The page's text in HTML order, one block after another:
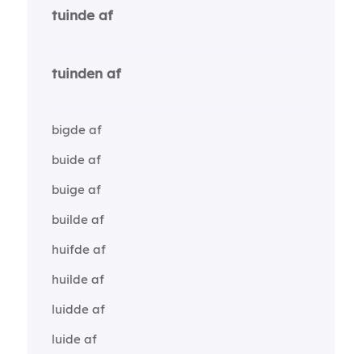
tuinde af
tuinden af
bigde af
buide af
buige af
builde af
huifde af
huilde af
luidde af
luide af